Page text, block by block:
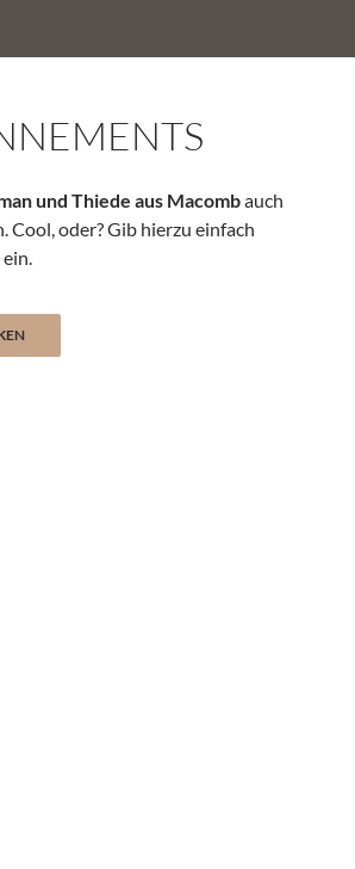
und Thiede aus Macombauch
Cool, oder? Gib hierzu einfach